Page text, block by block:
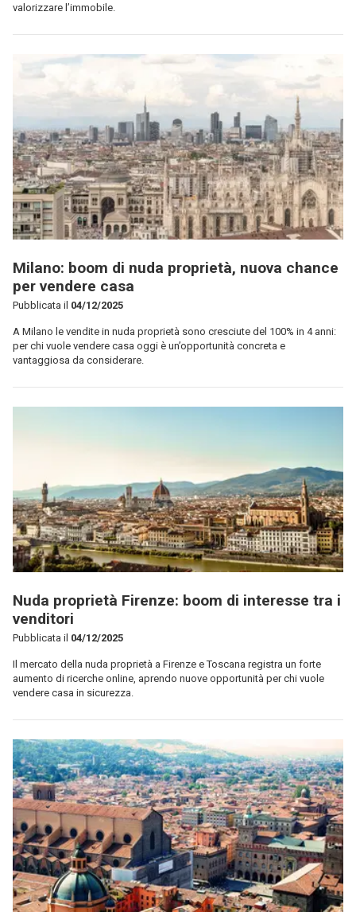
valorizzare l’immobile.
Milano: boom di nuda proprietà, nuova chance
per vendere casa
Pubblicata il 04/12/2025
A Milano le vendite in nuda proprietà sono cresciute del 100% in 4 anni:
per chi vuole vendere casa oggi è un’opportunità concreta e
vantaggiosa da considerare.
Nuda proprietà Firenze: boom di interesse tra i
venditori
Pubblicata il 04/12/2025
Il mercato della nuda proprietà a Firenze e Toscana registra un forte
aumento di ricerche online, aprendo nuove opportunità per chi vuole
vendere casa in sicurezza.